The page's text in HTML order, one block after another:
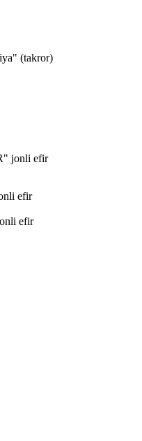
(takror)
jonli efir
efir
efir